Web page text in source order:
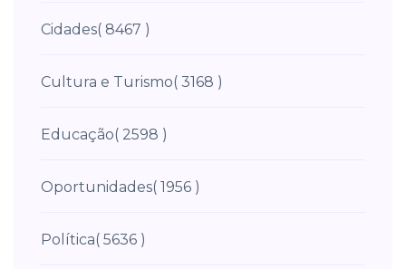
Cidades( 8467 )
Cultura e Turismo( 3168 )
Educação( 2598 )
Oportunidades( 1956 )
Política( 5636 )